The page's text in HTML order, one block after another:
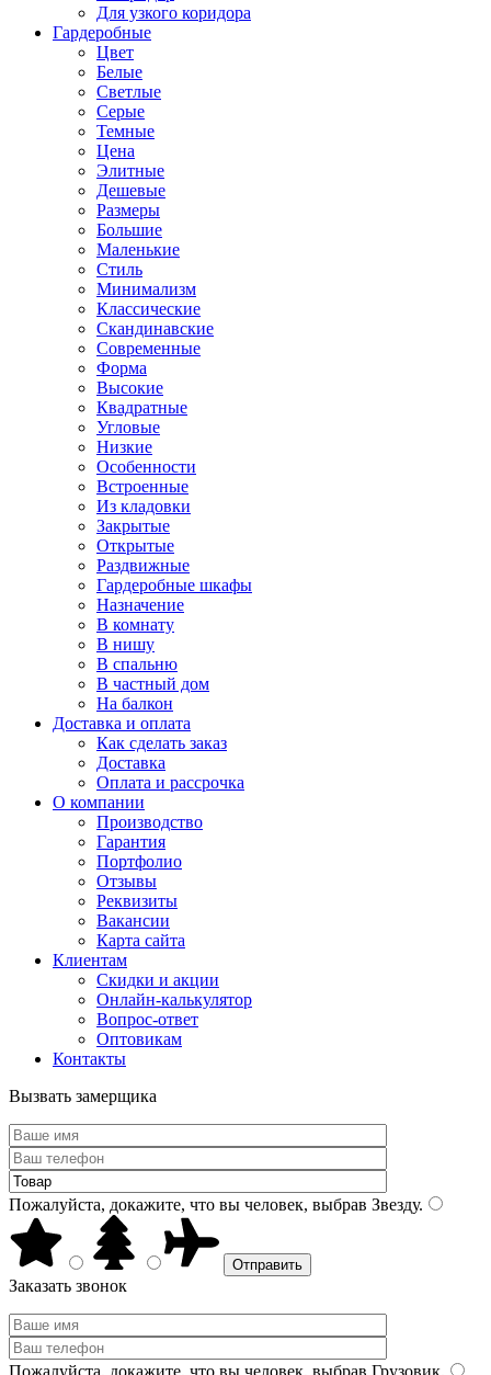
Для узкого коридора
Гардеробные
Цвет
Белые
Светлые
Серые
Темные
Цена
Элитные
Дешевые
Размеры
Большие
Маленькие
Стиль
Минимализм
Классические
Скандинавские
Современные
Форма
Высокие
Квадратные
Угловые
Низкие
Особенности
Встроенные
Из кладовки
Закрытые
Открытые
Раздвижные
Гардеробные шкафы
Назначение
В комнату
В нишу
В спальню
В частный дом
На балкон
Доставка и оплата
Как сделать заказ
Доставка
Оплата и рассрочка
О компании
Производство
Гарантия
Портфолио
Отзывы
Реквизиты
Вакансии
Карта сайта
Клиентам
Скидки и акции
Онлайн-калькулятор
Вопрос-ответ
Оптовикам
Контакты
Вызвать замерщика
Пожалуйста, докажите, что вы человек, выбрав Звезду.
Заказать звонок
Пожалуйста, докажите, что вы человек, выбрав Грузовик.